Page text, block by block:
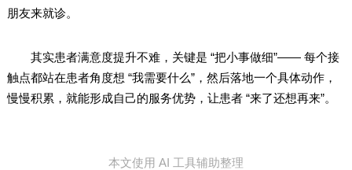
朋友来就诊。
其实患者满意度提升不难，关键是 “把小事做细”—— 每个接
触点都站在患者角度想 “我需要什么”，然后落地一个具体动作，
慢慢积累，就能形成自己的服务优势，让患者 “来了还想再来”。
本文使用 AI 工具辅助整理